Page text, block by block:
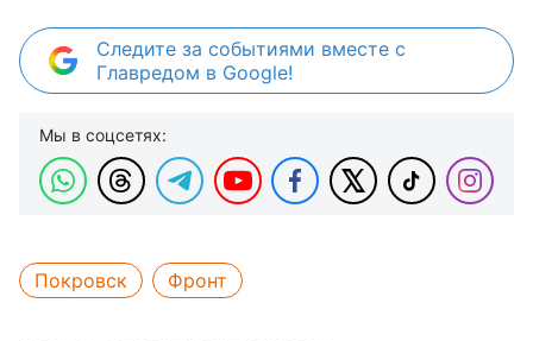
Следите за событиями вместе с
Главредом в Google!
Мы в соцсетях:
Покровск Фронт